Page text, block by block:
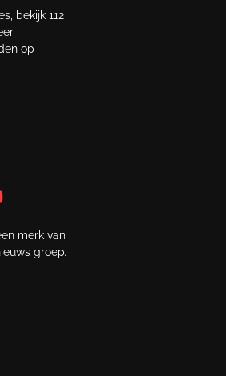
bekijk 112
op
merk van
groep.